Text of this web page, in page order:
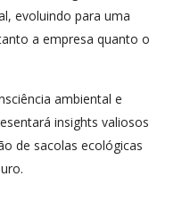
evoluindo para uma
a empresa quanto o
ambiental e
insights valiosos
de sacolas ecológicas